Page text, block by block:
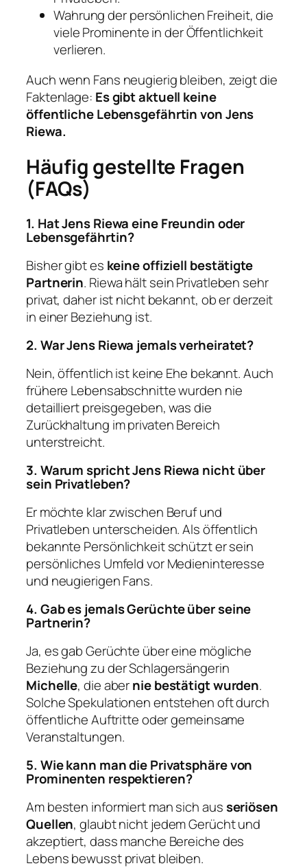
Wahrung der persönlichen Freiheit, die
viele Prominente in der Öffentlichkeit
verlieren.
Auch wenn Fans neugierig bleiben, zeigt die
Faktenlage: Es gibt aktuell keine
öffentliche Lebensgefährtin von Jens
Riewa.
Häufig gestellte Fragen
(FAQs)
1. Hat Jens Riewa eine Freundin oder
Lebensgefährtin?
Bisher gibt es keine offiziell bestätigte
Partnerin. Riewa hält sein Privatleben sehr
privat, daher ist nicht bekannt, ob er derzeit
in einer Beziehung ist.
2. War Jens Riewa jemals verheiratet?
Nein, öffentlich ist keine Ehe bekannt. Auch
frühere Lebensabschnitte wurden nie
detailliert preisgegeben, was die
Zurückhaltung im privaten Bereich
unterstreicht.
3. Warum spricht Jens Riewa nicht über
sein Privatleben?
Er möchte klar zwischen Beruf und
Privatleben unterscheiden. Als öffentlich
bekannte Persönlichkeit schützt er sein
persönliches Umfeld vor Medieninteresse
und neugierigen Fans.
4. Gab es jemals Gerüchte über seine
Partnerin?
Ja, es gab Gerüchte über eine mögliche
Beziehung zu der Schlagersängerin
Michelle, die abernie bestätigt wurden.
Solche Spekulationen entstehen oft durch
öffentliche Auftritte oder gemeinsame
Veranstaltungen.
5. Wie kann man die Privatsphäre von
Prominenten respektieren?
Am besten informiert man sich ausseriösen
Quellen, glaubt nicht jedem Gerücht und
akzeptiert, dass manche Bereiche des
Lebens bewusst privat bleiben.